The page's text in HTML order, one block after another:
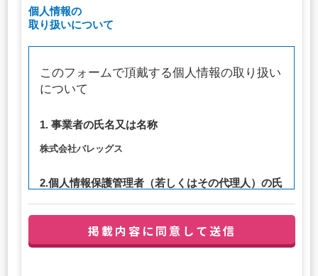
個人情報の
取り扱いについて
このフォームで頂戴する個人情報の取り扱い
について
1. 事業者の氏名又は名称
株式会社バレッグス
2.個人情報保護管理者（若しくはその代理人）の氏
連絡先：privacy@balleggs.co.jp